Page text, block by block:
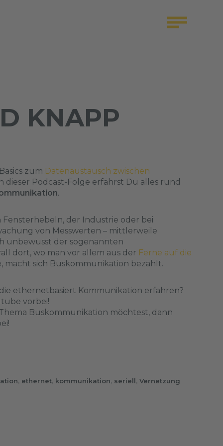
KNAPP
zum Datenaustausch zwischen
dieser Podcast-Folge erfährst Du alles rund
.
der Industrie oder bei
von Messwerten – mittlerweile
unbewusst der sogenannten
dort, wo man vor allem aus der Ferne auf die
macht sich Buskommunikation bezahlt.
ethernetbasiert Kommunikation erfahren?
vorbei!
Buskommunikation möchtest, dann
, ethernet, kommunikation, seriell, Vernetzung